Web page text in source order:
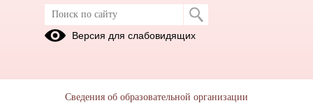
ФотоальбомыВерсия для слабовидящих
Сведения об образовательной организации